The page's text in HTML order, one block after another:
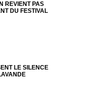
REVIENT PAS
DU FESTIVAL
LE SILENCE